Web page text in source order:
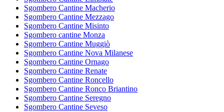
Sgombero Cantine Macherio
Sgombero Cantine Mezzago
Sgombero Cantine Misinto
Sgombero cantine Monza
Sgombero Cantine Muggiò
Sgombero Cantine Nova Milanese
Sgombero Cantine Ornago
Sgombero Cantine Renate
Sgombero Cantine Roncello
Sgombero Cantine Ronco Briantino
Sgombero Cantine Seregno
Sgombero Cantine Seveso